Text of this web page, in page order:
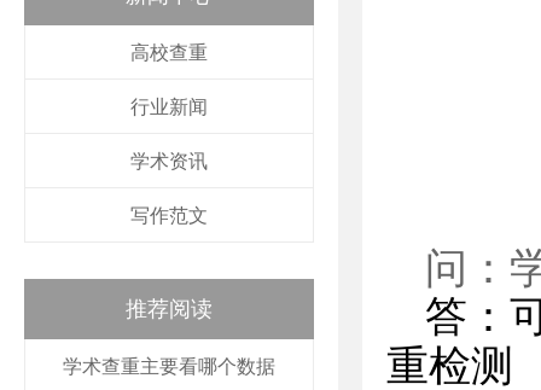
高校查重
行业新闻
学术资讯
写作范文
推荐阅读
学术查重主要看哪个数据
问：
答：
重检测